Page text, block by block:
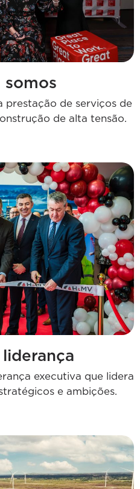
somos
prestação de serviços de
de alta tensão.
executiva que lidera
e ambições.